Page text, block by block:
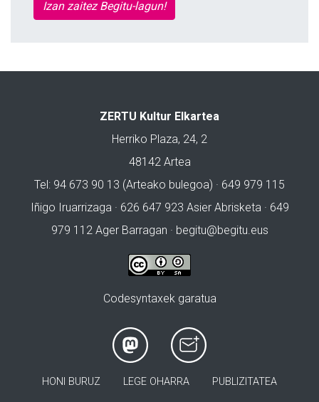
Izan zaitez Begitu-lagun!
ZERTU Kultur Elkartea
Herriko Plaza, 24, 2
48142 Artea
Tel: 94 673 90 13 (Arteako bulegoa) · 649 979 115
Iñigo Iruarrizaga · 626 647 923 Asier Abrisketa · 649
979 112 Ager Barragan · begitu@begitu.eus
Codesyntaxek garatua
HONI BURUZ LEGE OHARRA PUBLIZITATEA